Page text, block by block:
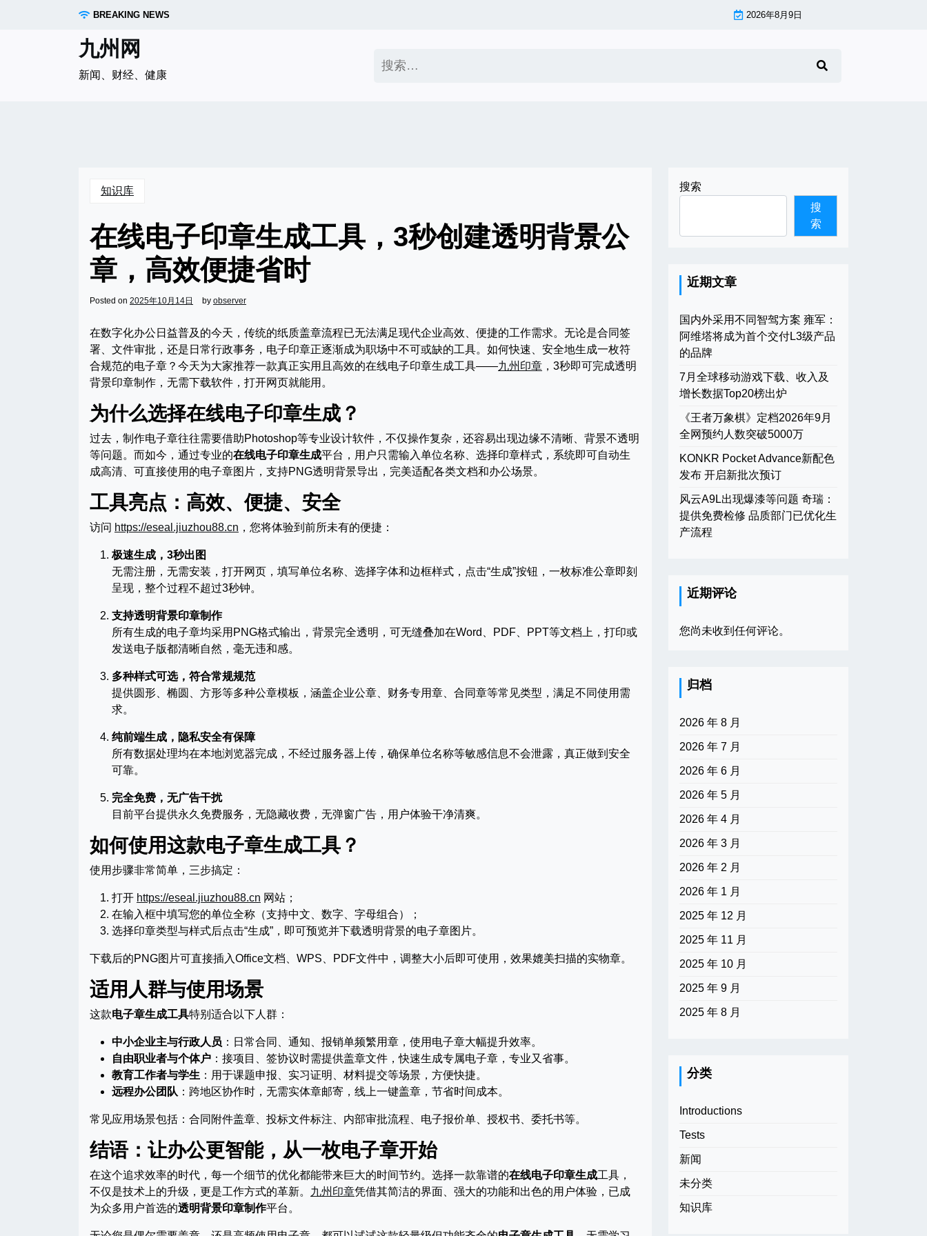
BREAKING NEWS 2026年8月9日
九州网
新闻、财经、健康
索：
知识库
在线电子印章生成工具，3秒创建透明背景公
章，高效便捷省时
Posted on 2025年10月14日 by observer
在数字化办公日益普及的今天，传统的纸质盖章流程已无法满足现代企业高效、便捷的工作需求。无论是合同签
署、文件审批，还是日常行政事务，电子印章正逐渐成为职场中不可或缺的工具。如何快速、安全地生成一枚符
合规范的电子章？今天为大家推荐一款真正实用且高效的在线电子印章生成工具——九州印章 ，3秒即可完成透明
背景印章制作，无需下载软件，打开网页就能用。
为什么选择在线电子印章生成？
过去，制作电子章往往需要借助Photoshop等专业设计软件，不仅操作复杂，还容易出现边缘不清晰、背景不透明
等问题。而如今，通过专业的在线电子印章生成平台，用户只需输入单位名称、选择印章样式，系统即可自动生
成高清、可直接使用的电子章图片，支持PNG透明背景导出，完美适配各类文档和办公场景。
工具亮点：高效、便捷、安全
访问 https://eseal.jiuzhou88.cn ，您将体验到前所未有的便捷：
极速生成，3秒出图
无需注册，无需安装，打开网页，填写单位名称、选择字体和边框样式，点击“生成”按钮，一枚标准公章即刻
呈现，整个过程不超过3秒钟。
支持透明背景印章制作
所有生成的电子章均采用PNG格式输出，背景完全透明，可无缝叠加在Word、PDF、PPT等文档上，打印或
发送电子版都清晰自然，毫无违和感。
多种样式可选，符合常规规范
提供圆形、椭圆、方形等多种公章模板，涵盖企业公章、财务专用章、合同章等常见类型，满足不同使用需
求。
纯前端生成，隐私安全有保障
所有数据处理均在本地浏览器完成，不经过服务器上传，确保单位名称等敏感信息不会泄露，真正做到安全
可靠。
完全免费，无广告干扰
目前平台提供永久免费服务，无隐藏收费，无弹窗广告，用户体验干净清爽。
如何使用这款电子章生成工具？
使用步骤非常简单，三步搞定：
打开 https://eseal.jiuzhou88.cn 网站；
在输入框中填写您的单位全称（支持中文、数字、字母组合）；
选择印章类型与样式后点击“生成”，即可预览并下载透明背景的电子章图片。
下载后的PNG图片可直接插入Office文档、WPS、PDF文件中，调整大小后即可使用，效果媲美扫描的实物章。
适用人群与使用场景
这款电子章生成工具特别适合以下人群：
中小企业主与行政人员 ：日常合同、通知、报销单频繁用章，使用电子章大幅提升效率。
自由职业者与个体户 ：接项目、签协议时需提供盖章文件，快速生成专属电子章，专业又省事。
教育工作者与学生 ：用于课题申报、实习证明、材料提交等场景，方便快捷。
远程办公团队 ：跨地区协作时，无需实体章邮寄，线上一键盖章，节省时间成本。
常见应用场景包括：合同附件盖章、投标文件标注、内部审批流程、电子报价单、授权书、委托书等。
结语：让办公更智能，从一枚电子章开始
在这个追求效率的时代，每一个细节的优化都能带来巨大的时间节约。选择一款靠谱的在线电子印章生成工具，
不仅是技术上的升级，更是工作方式的革新。 九州印章凭借其简洁的界面、强大的功能和出色的用户体验，已成
为众多用户首选的透明背景印章制作平台。
搜索
搜
索
近期文章
国内外采用不同智驾方案 雍军：
阿维塔将成为首个交付L3级产品
的品牌
7月全球移动游戏下载、收入及
增长数据Top20榜出炉
《王者万象棋》定档2026年9月
全网预约人数突破5000万
KONKR Pocket Advance新配色
发布 开启新批次预订
风云A9L出现爆漆等问题 奇瑞：
提供免费检修 品质部门已优化生
产流程
近期评论
您尚未收到任何评论。
归档
2026 年 8 月
2026 年 7 月
2026 年 6 月
2026 年 5 月
2026 年 4 月
2026 年 3 月
2026 年 2 月
2026 年 1 月
2025 年 12 月
2025 年 11 月
2025 年 10 月
2025 年 9 月
2025 年 8 月
分类
Introductions
Tests
新闻
未分类
知识库